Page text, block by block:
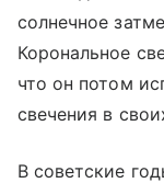
солнечное
Корональное
что он потом
свечения в
В советские